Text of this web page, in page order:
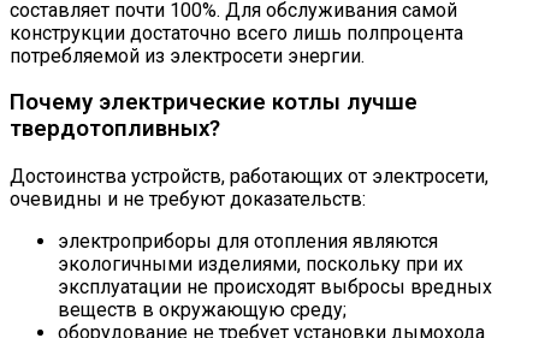
составляет почти 100%. Для обслуживания самой
конструкции достаточно всего лишь полпроцента
потребляемой из электросети энергии.
Почему электрические котлы лучше
твердотопливных?
Достоинства устройств, работающих от электросети,
очевидны и не требуют доказательств:
электроприборы для отопления являются
экологичными изделиями, поскольку при их
эксплуатации не происходят выбросы вредных
веществ в окружающую среду;
оборудование не требует установки дымохода